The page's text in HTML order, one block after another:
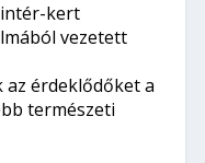
kert
vezetett
érdeklődőket a
természeti